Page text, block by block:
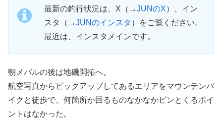
最新の釣行状況は、X（→JUNのX）、イン
スタ（→JUNのインスタ ）をご覧ください。
最近は、インスタメインです。
朝メバルの後は地磯開拓へ。
航空写真からピックアップしてあるエリアをマウンテンバ
イクと徒歩で、何箇所か回るものなかなかピンとくるポイ
ントはなかった。